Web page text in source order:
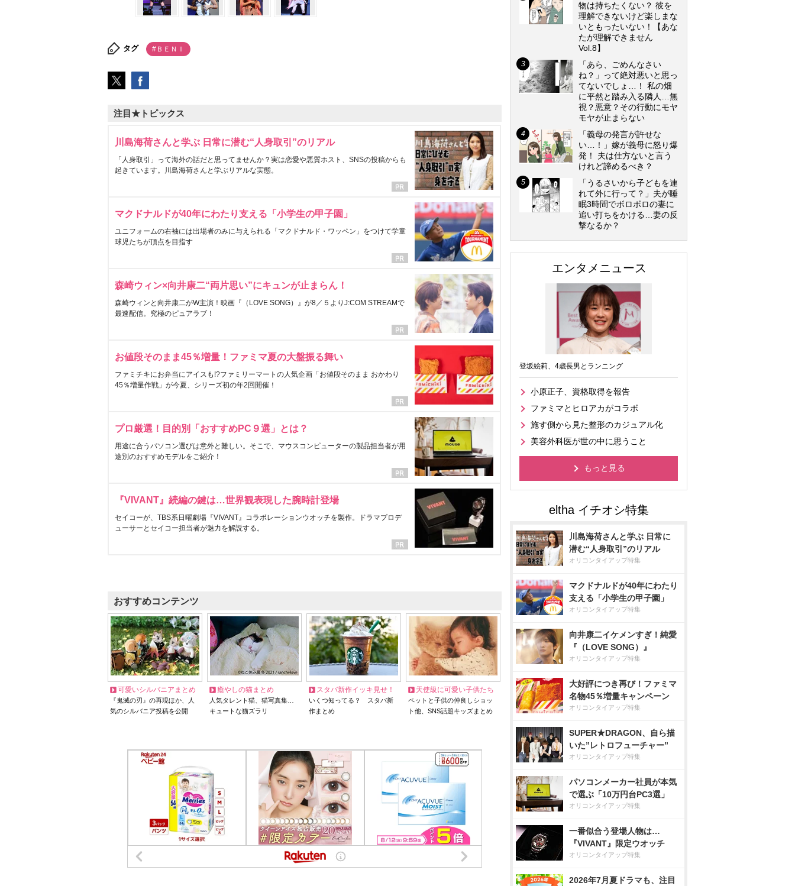
タグ #ＢＥＮＩ
注目★トピックス
川島海荷さんと学ぶ 日常に潜む“人身取引”のリアル
「人身取引」って海外の話だと思ってませんか？実は恋愛や悪質ホスト、SNSの投稿からも
起きています。川島海荷さんと学ぶリアルな実態。
マクドナルドが40年にわたり支える「小学生の甲子園」
ユニフォームの右袖には出場者のみに与えられる「マクドナルド・ワッペン」をつけて学童
球児たちが頂点を目指す
森崎ウィン×向井康二“両片思い”にキュンが止まらん！
森崎ウィンと向井康二がW主演！映画『（LOVE SONG）』が8／５よりJ:COM STREAMで
最速配信。究極のピュアラブ！
お値段そのまま45％増量！ファミマ夏の大盤振る舞い
ファミチキにお弁当にアイスも!?ファミリーマートの人気企画「お値段そのまま おかわり
45％増量作戦」が今夏、シリーズ初の年2回開催！
プロ厳選！目的別「おすすめPC９選」とは？
用途に合うパソコン選びは意外と難しい。そこで、マウスコンピューターの製品担当者が用
途別のおすすめモデルをご紹介！
『VIVANT』続編の鍵は…世界観表現した腕時計登場
セイコーが、TBS系日曜劇場『VIVANT』コラボレーションウオッチを製作。ドラマプロデ
ューサーとセイコー担当者が魅力を解説する。
おすすめコンテンツ
可愛いシルバニアまとめ
『鬼滅の刃』の再現ほか、人
気のシルバニア投稿を公開
癒やしの猫まとめ
人気タレント猫、猫写真集…
キュートな猫ズラリ
スタバ新作イッキ見せ！
いくつ知ってる？ スタバ新
作まとめ
天使級に可愛い子供たち
ペットと子供の仲良しショッ
ト他、SNS話題キッズまとめ
物は持ちたくない？ 彼を
理解できないけど楽しまな
いともったいない！【あな
たが理解できません
Vol.8】
「あら、ごめんなさい
ね？」って絶対悪いと思っ
てないでしょ…！ 私の畑
に平然と踏み入る隣人…無
視？悪意？その行動にモヤ
モヤが止まらない
「義母の発言が許せな
い…！」嫁が義母に怒り爆
発！ 夫は仕方ないと言う
けれど諦めるべき？
「うるさいから子どもを連
れて外に行って？」夫が睡
眠3時間でボロボロの妻に
追い打ちをかける…妻の反
撃なるか？
エンタメニュース
登坂絵莉、4歳長男とランニング
小原正子、資格取得を報告
ファミマとヒロアカがコラボ
施す側から見た整形のカジュアル化
美容外科医が世の中に思うこと
もっと見る
川島海荷さんと学ぶ 日常に
潜む“人身取引”のリアル
オリコンタイアップ特集
マクドナルドが40年にわたり
支える「小学生の甲子園」
オリコンタイアップ特集
向井康二イケメンすぎ！純愛
『（LOVE SONG）』
オリコンタイアップ特集
大好評につき再び！ファミマ
名物45％増量キャンペーン
オリコンタイアップ特集
SUPER★DRAGON、自ら描
いた”レトロフューチャー”
オリコンタイアップ特集
パソコンメーカー社員が本気
で選ぶ「10万円台PC3選」
オリコンタイアップ特集
一番似合う登場人物は…
『VIVANT』限定ウオッチ
オリコンタイアップ特集
2026年7月夏ドラマも、注目